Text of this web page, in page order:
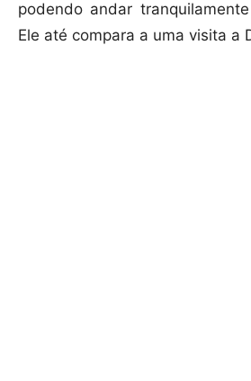
podendo andar
Ele até compara a uma visita a